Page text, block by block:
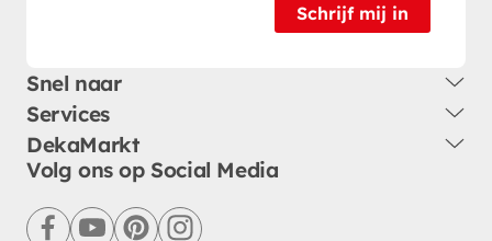
Schrijf mij in
Snel naar
Services
DekaMarkt
Volg ons op Social Media